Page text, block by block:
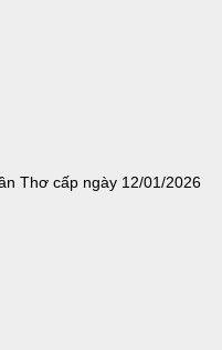
Thơ cấp ngày 12/01/2026